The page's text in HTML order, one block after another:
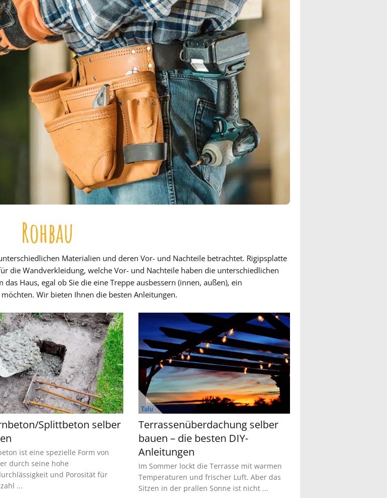
Rohbau
Materialien und deren Vor- und Nachteile betrachtet. Rigipsplatte
die Wandverkleidung, welche Vor- und Nachteile haben die unterschiedlichen
Haus, egal ob Sie die eine Treppe ausbessern (innen, außen), ein
Wir bieten Ihnen die besten Anleitungen.
Splittbeton selber
ist eine spezielle Form von
durch seine hohe
und Porosität für
...
Terrassenüberdachung selber
bauen – die besten DIY-
Anleitungen
Im Sommer lockt die Terrasse mit warmen
Temperaturen und frischer Luft. Aber das
Sitzen in der prallen Sonne ist nicht ...